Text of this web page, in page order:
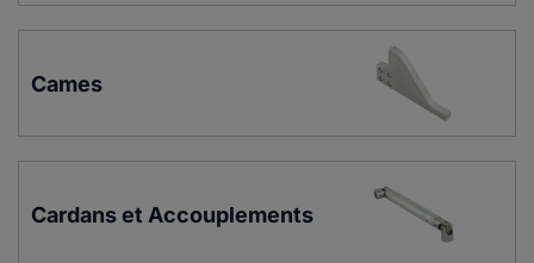
Cames
Cardans et Accouplements